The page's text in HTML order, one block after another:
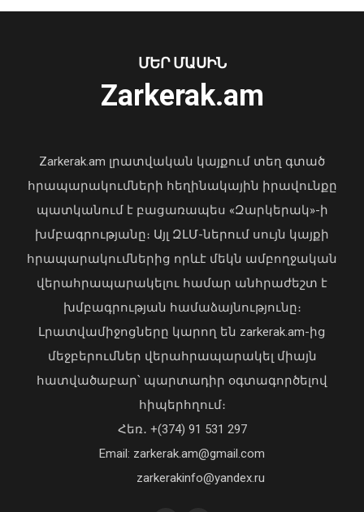
պլատֆորմի միջոցով. Փաշինյան
Վարչապետ Փաշինյանը երկօրյա
Ղրղզստան
06 Օգոստոս, 2026 10:57
«Պարտվեցինք դաժան հիվանդության
04 Օգոստոս, 2026 19:12
Վարչապետ Փաշինյանն այցելել է
«ԷԼԵՎԵՅԹ ԷՅԱՅ» արհեստական
բանականության գործարան
ՄԵՐ ՄԱՍԻՆ
Zarkerak.am
Zarkerak.am լրատվական կայքում տեղ գտած
հրապարակումների հեղինակային իրավունքը
պատկանում է բացառապես «Զարկերակ»-ի
խմբագրությանը։ Այլ ԶԼՄ-ներում սույն կայքի
հրապարակումներից որևէ մեկն ամբողջական
վերահրապարակելու համար անհրաժեշտ է
խմբագրության համաձայնությունը։
Լրատվամիջոցները կարող են zarkerak.am-ից
մեջբերումներ վերահրապարակել միայն
հատվածաբար՝ պարտադիր օգտագործելով
հիպերհղում։
Հեռ․ +(374) 91 531 297
Email: zarkerak.am@gmail.com
zarkerakinfo@yandex.ru